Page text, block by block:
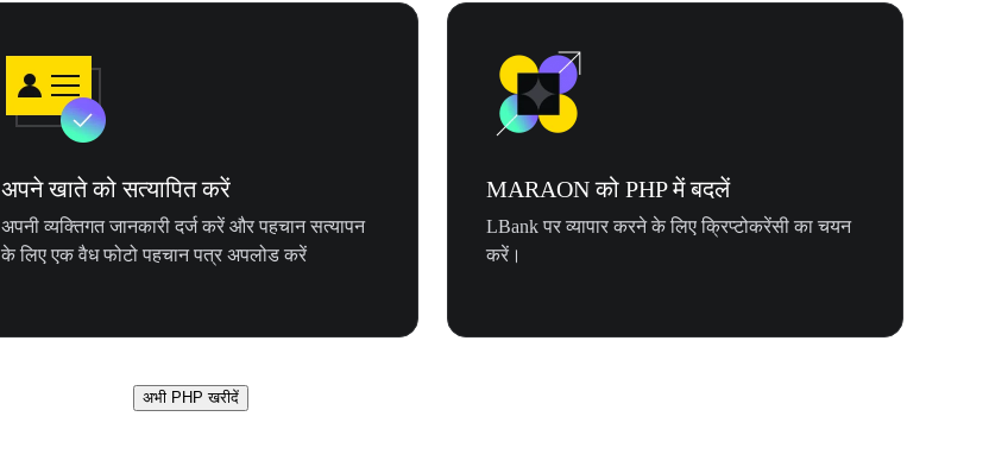
अपने खाते को सत्यापित करें
अपनी व्यक्तिगत जानकारी दर्ज करें और पहचान सत्यापन
के लिए एक वैध फोटो पहचान पत्र अपलोड करें
MARAON को PHP में बदलें
LBank पर व्यापार करने के लिए क्रिप्टोकरेंसी का चयन
करें।
अभी PHP खरीदें